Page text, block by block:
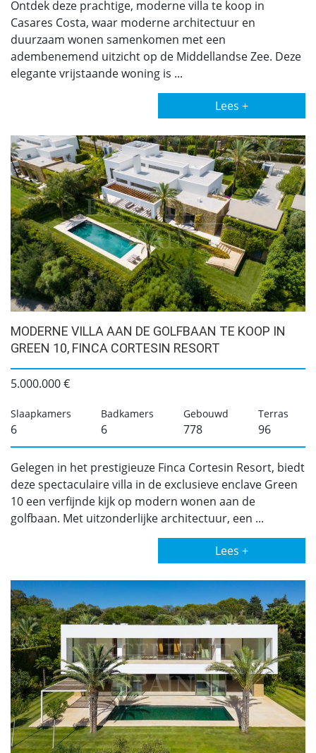
Ontdek deze prachtige, moderne villa te koop in
Casares Costa, waar moderne architectuur en
duurzaam wonen samenkomen met een
adembenemend uitzicht op de Middellandse Zee. Deze
elegante vrijstaande woning is ...
Lees +
MODERNE VILLA AAN DE GOLFBAAN TE KOOP IN
GREEN 10, FINCA CORTESIN RESORT
5.000.000 €
Slaapkamers
6
Badkamers
6
Gebouwd
778
Terras
96
Gelegen in het prestigieuze Finca Cortesin Resort, biedt
deze spectaculaire villa in de exclusieve enclave Green
10 een verfijnde kijk op modern wonen aan de
golfbaan. Met uitzonderlijke architectuur, een ...
Lees +